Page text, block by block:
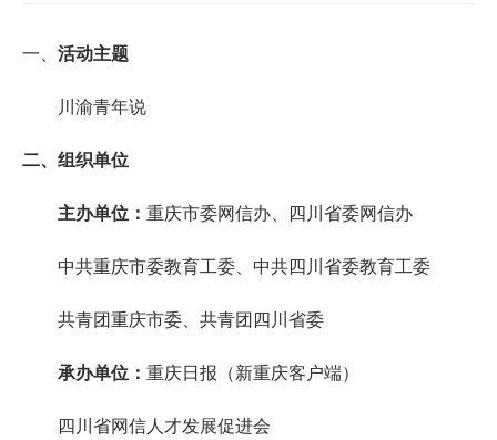
一、 活动主题
川渝青年说
二、组织单位
主办单位： 重庆市委网信办、四川省委网信办
中共重庆市委教育工委、中共四川省委教育工委
共青团重庆市委、共青团四川省委
承办单位： 重庆日报（新重庆客户端）
四川省网信人才发展促进会